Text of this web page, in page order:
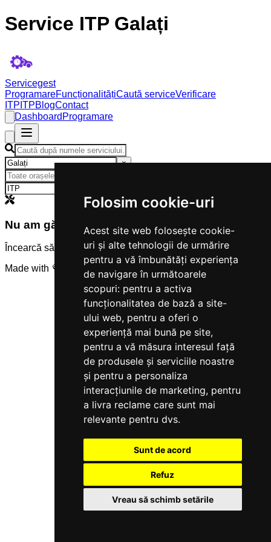
Folosim cookie-uri
Acest site web folosește cookie-
uri și alte tehnologii de urmărire
pentru a vă îmbunătăți experiența
de navigare în următoarele
scopuri: pentru a activa
funcționalitatea de bază a site-
ului web, pentru a oferi o
experiență mai bună pe site,
pentru a vă măsura interesul față
de produsele și serviciile noastre
și pentru a personaliza
interacțiunile de marketing, pentru
a livra reclame care sunt mai
relevante pentru dvs.
Sunt de acord
Refuz
Vreau să schimb setările
Service ITP Galați
Servicegest
ProgramareFuncționalitățiCaută serviceVerificare
ITP ITPBlogContact
Dashboard Programare
×
Nu am găsit servicii
Încearcă să modifici criteriile de căutare.
Made with 💜 by
Servicegest